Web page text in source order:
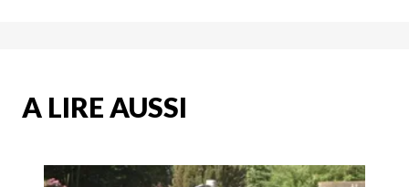
A LIRE AUSSI